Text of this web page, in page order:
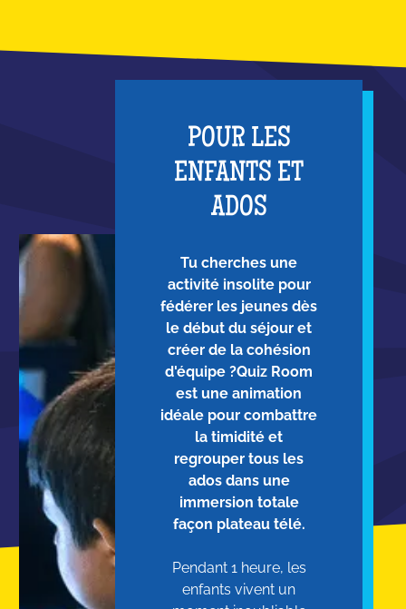
POUR LES
ENFANTS ET
ADOS
Tu cherches une
activité insolite pour
fédérer les jeunes dès
le début du séjour et
créer de la cohésion
d'équipe ?Quiz Room
est une animation
idéale pour combattre
la timidité et
regrouper tous les
ados dans une
immersion totale
façon plateau télé.
Pendant 1 heure, les
enfants vivent un